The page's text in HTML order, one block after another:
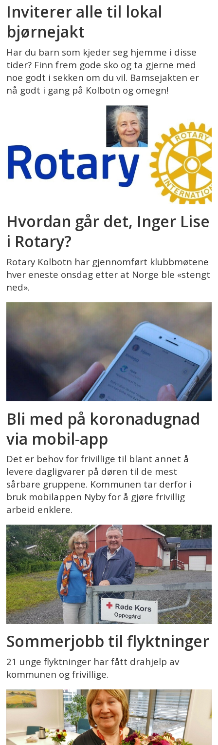
Inviterer alle til lokal
bjørnejakt
Har du barn som kjeder seg hjemme i disse
tider? Finn frem gode sko og ta gjerne med
noe godt i sekken om du vil. Bamsejakten er
nå godt i gang på Kolbotn og omegn!
Hvordan går det, Inger Lise
i Rotary?
Rotary Kolbotn har gjennomført klubbmøtene
hver eneste onsdag etter at Norge ble «stengt
ned».
Bli med på koronadugnad
via mobil-app
Det er behov for frivillige til blant annet å
levere dagligvarer på døren til de mest
sårbare gruppene. Kommunen tar derfor i
bruk mobilappen Nyby for å gjøre frivillig
arbeid enklere.
Sommerjobb til flyktninger
21 unge flyktninger har fått drahjelp av
kommunen og frivillige.